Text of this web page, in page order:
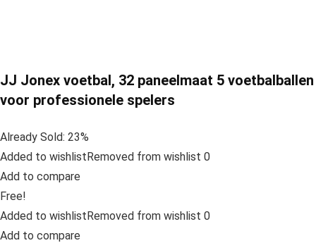
JJ Jonex voetbal, 32 paneelmaat 5 voetbalballen
voor professionele spelers
Already Sold: 23%
Added to wishlistRemoved from wishlist 0
Add to compare
Free!
Added to wishlistRemoved from wishlist 0
Add to compare